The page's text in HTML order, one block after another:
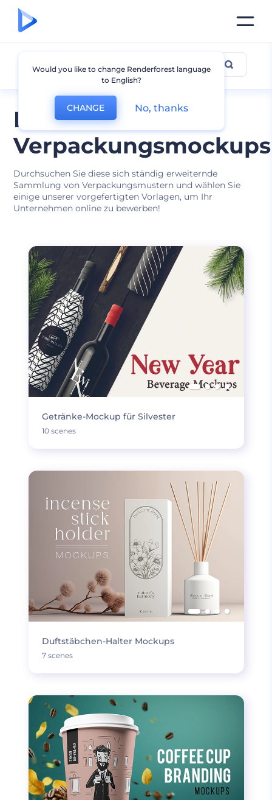
Kostenlose
Verpackungsmockups
Durchsuchen Sie diese sich ständig erweiternde
Sammlung von Verpackungsmustern und wählen Sie
einige unserer vorgefertigten Vorlagen, um Ihr
Unternehmen online zu bewerben!
Andere Verpackungs-
Getränke-Mockup für Silvester
10 scenes
Duftstäbchen-Halter Mockups
7 scenes
Would you like to change Renderforest language
to English?
CHANGE No, thanks